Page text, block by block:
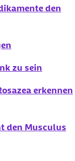
den
zu sein
erkennen
den Musculus